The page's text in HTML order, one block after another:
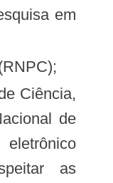
de
as